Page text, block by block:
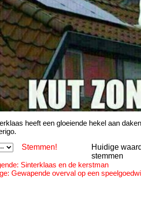
heeft een gloeiende hekel aan
Stemmen!
Huidige
stemmen
Sinterklaas en de kerstman
Gewapende overval op een